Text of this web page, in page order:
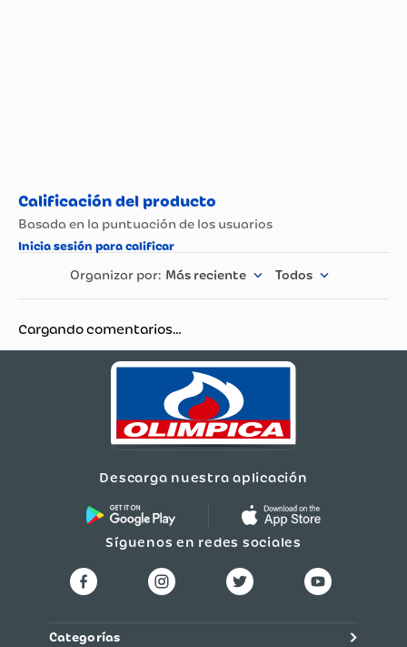
Más reciente Todos
Cargando comentarios…
Descarga nuestra aplicación
Síguenos en redes sociales
Categorías